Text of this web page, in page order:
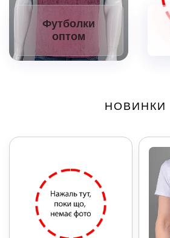
Футболки
оптом
НОВИНКИ